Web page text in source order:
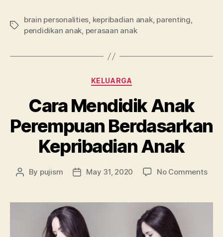
Tags
brain personalities, kepribadian anak, parenting,
pendidikan anak, perasaan anak
Categories
KELUARGA
Cara Mendidik Anak
Perempuan Berdasarkan
Kepribadian Anak
Post
By pujism
PostMay 31, 2020 No Commentson